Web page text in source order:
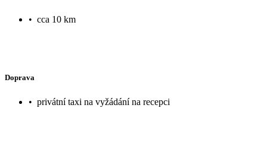
• cca 10 km
Doprava
• privátní taxi na vyžádání na recepci